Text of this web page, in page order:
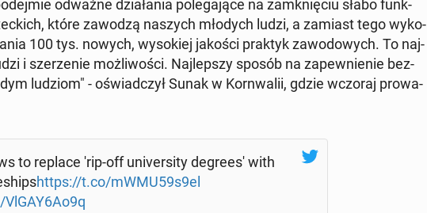
odważne dzia­ła­nia po­le­ga­ją­ce na za­mknię­ciu słabo funk­
które zawodzą naszych młodych ludzi, a zamiast tego wy­ko­
100 tys. nowych, wy­so­kiej jakości praktyk za­wo­do­wych. To naj­
i sze­rze­nie moż­li­wo­ści. Naj­lep­szy sposób na za­pew­nie­nie bez­
ludziom" - oświad­czył Sunak w Korn­wa­lii, gdzie wczoraj pro­wa­
to replace 'rip-off uni­ver­si­ty de­gre­es' with
https://t.co/mWMU59s9el